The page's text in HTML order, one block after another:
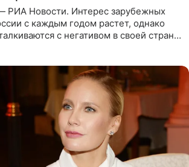
РИА Новости. Интерес зарубежных
с каждым годом растет, однако
с негативом в своей стране